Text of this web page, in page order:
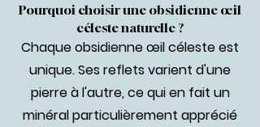
Pourquoi choisir une obsidienne œil
céleste naturelle ?
Chaque obsidienne œil céleste est
unique. Ses reflets varient d'une
pierre à l'autre, ce qui en fait un
minéral particulièrement apprécié